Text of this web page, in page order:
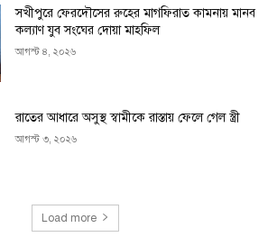
সখীপুরে ফেরদৌসের রুহের মাগফিরাত কামনায় মানব
কল্যাণ যুব সংঘের দোয়া মাহফিল
আগস্ট ৪, ২০২৬
রাতের আধারে অসুস্থ স্বামীকে রাস্তায় ফেলে গেল স্ত্রী
আগস্ট ৩, ২০২৬
Load more